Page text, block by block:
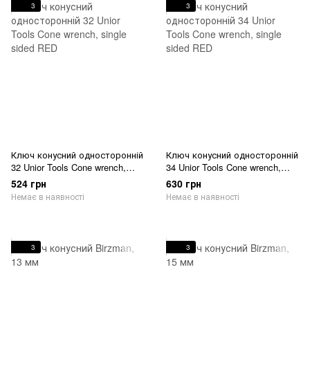
3
Ключ конусний односторонній
32 Unior Tools Cone wrench,
single sided RED
524 грн
Немає в наявності
3
Ключ конусний односторонній
34 Unior Tools Cone wrench,
single sided RED
630 грн
Немає в наявності
3 3